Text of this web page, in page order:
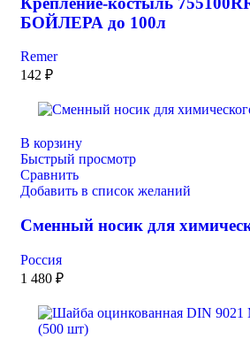
БОЙЛЕРА до 100л
Remer
142 ₽
В корзину
Быстрый просмотр
Сравнить
Добавить в список желаний
Сменный носик для
Россия
1 480 ₽